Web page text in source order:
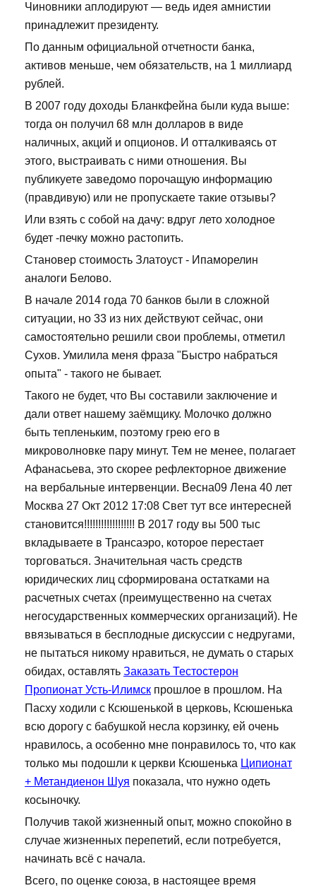
Чиновники аплодируют — ведь идея амнистии
принадлежит президенту.
По данным официальной отчетности банка,
активов меньше, чем обязательств, на 1 миллиард
рублей.
В 2007 году доходы Бланкфейна были куда выше:
тогда он получил 68 млн долларов в виде
наличных, акций и опционов. И отталкиваясь от
этого, выстраивать с ними отношения. Вы
публикуете заведомо порочащую информацию
(правдивую) или не пропускаете такие отзывы?
Или взять с собой на дачу: вдруг лето холодное
будет -печку можно растопить.
Становер стоимость Златоуст - Ипаморелин
аналоги Белово.
В начале 2014 года 70 банков были в сложной
ситуации, но 33 из них действуют сейчас, они
самостоятельно решили свои проблемы, отметил
Сухов. Умилила меня фраза "Быстро набраться
опыта" - такого не бывает.
Такого не будет, что Вы составили заключение и
дали ответ нашему заёмщику. Молочко должно
быть тепленьким, поэтому грею его в
микроволновке пару минут. Тем не менее, полагает
Афанасьева, это скорее рефлекторное движение
на вербальные интервенции. Весна09 Лена 40 лет
Москва 27 Окт 2012 17:08 Свет тут все интересней
становится!!!!!!!!!!!!!!!!!! В 2017 году вы 500 тыс
вкладываете в Трансаэро, которое перестает
торговаться. Значительная часть средств
юридических лиц сформирована остатками на
расчетных счетах (преимущественно на счетах
негосударственных коммерческих организаций). Не
ввязываться в бесплодные дискуссии с недругами,
не пытаться никому нравиться, не думать о старых
обидах, оставлять Заказать Тестостерон
Пропионат Усть-Илимск прошлое в прошлом. На
Пасху ходили с Ксюшенькой в церковь, Ксюшенька
всю дорогу с бабушкой несла корзинку, ей очень
нравилось, а особенно мне понравилось то, что как
только мы подошли к церкви Ксюшенька Ципионат
+ Метандиенон Шуя показала, что нужно одеть
косыночку.
Получив такой жизненный опыт, можно спокойно в
случае жизненных перепетий, если потребуется,
начинать всё с начала.
Всего, по оценке союза, в настоящее время